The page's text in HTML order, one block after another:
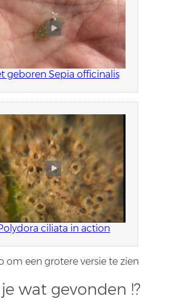
geboren Sepia officinalis
ciliata in action
om een grotere versie te zien
wat gevonden !?